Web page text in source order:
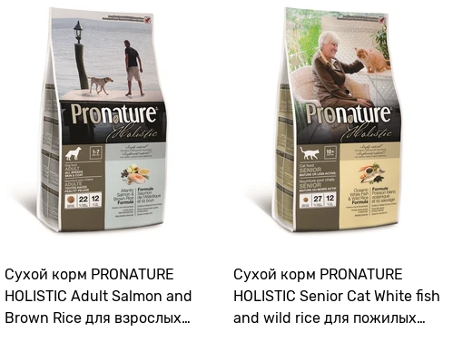
Сухой корм PRONATURE
HOLISTIC Adult Salmon and
Brown Rice для взрослых
Сухой корм PRONATURE
HOLISTIC Senior Cat White fish
and wild rice для пожилых